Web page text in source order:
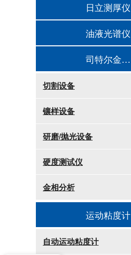
日立测厚仪
油液光谱仪
司特尔金相处理
切割设备
镶样设备
研磨/抛光设备
硬度测试仪
金相分析
运动粘度计
自动运动粘度计
现在有优惠活动吗